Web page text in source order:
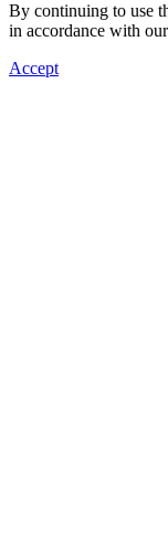
By continuing to use
in accordance with
Accept